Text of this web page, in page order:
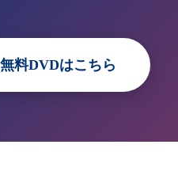
料DVDはこちら